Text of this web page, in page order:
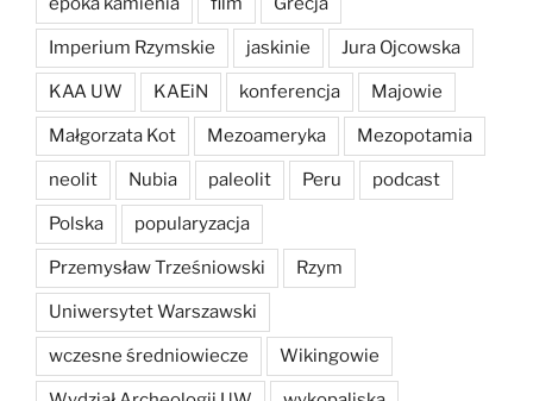
Imperium Rzymskie jaskinie Jura Ojcowska
KAA UW KAEiN konferencja Majowie
Małgorzata Kot Mezoameryka Mezopotamia
neolit Nubia paleolit Peru podcast
Polska popularyzacja
Przemysław Trześniowski Rzym
Uniwersytet Warszawski
wczesne średniowiecze Wikingowie